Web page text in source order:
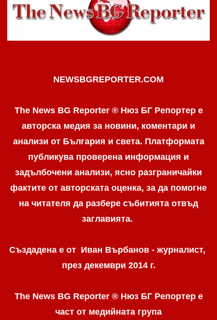
NEWSBGREPORTER.COM
The News BG Reporter ® Нюз БГ Репортер е
авторска медия за новини, коментари и
анализи от България и света. Платформата
публикува проверена информация и
задълбочени анализи, ясно разграничaйки
фактите от авторската оценка, за да помогне
на читателя да разбере събитията отвъд
заглавията.
Създадена е от Иван Върбанов - журналист,
през декември 2014 г.
The News BG Reporter ® Нюз БГ Репортере
част от медийната група